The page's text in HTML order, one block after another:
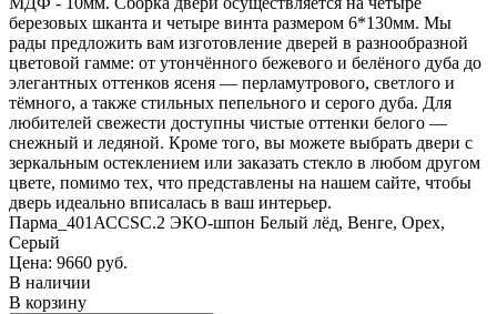
березовых шканта и четыре винта размером 6*130мм. Мы
рады предложить вам изготовление дверей в разнообразной
цветовой гамме: от утончённого бежевого и белёного дуба до
элегантных оттенков ясеня — перламутрового, светлого и
тёмного, а также стильных пепельного и серого дуба. Для
любителей свежести доступны чистые оттенки белого —
снежный и ледяной. Кроме того, вы можете выбрать двери с
зеркальным остеклением или заказать стекло в любом другом
цвете, помимо тех, что представлены на нашем сайте, чтобы
дверь идеально вписалась в ваш интерьер.
Парма_401АССSC.2 ЭКО-шпон Белый лёд, Венге, Орех,
Серый
Цена: 9660 руб.
В наличии
В корзину